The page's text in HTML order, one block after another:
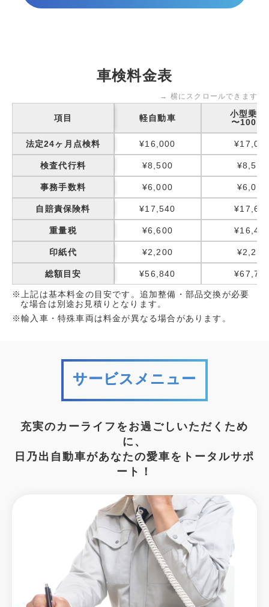
車検料金表
→ 横にスクロールできます
項目 軽自動車
小型乗用
〜
法定24ヶ月点検料 ¥16,000
検査代行料 ¥8,500 ¥8,500
事務手数料 ¥6,000 ¥6,000
自賠責保険料 ¥17,540
重量税 ¥6,600
印紙代 ¥2,200 ¥2,200
総額目安 ¥56,840
※上記は基本料金の目安です。追加整備・部品交換が必要
な場合は別途お見積りとなります。
※輸入車・特殊車両は料金が異なる場合があります。
サービスメニュー
充実のカーライフをお過ごしいただくため
に、
日乃出自動車があなたの愛車をトータルサポ
ート！